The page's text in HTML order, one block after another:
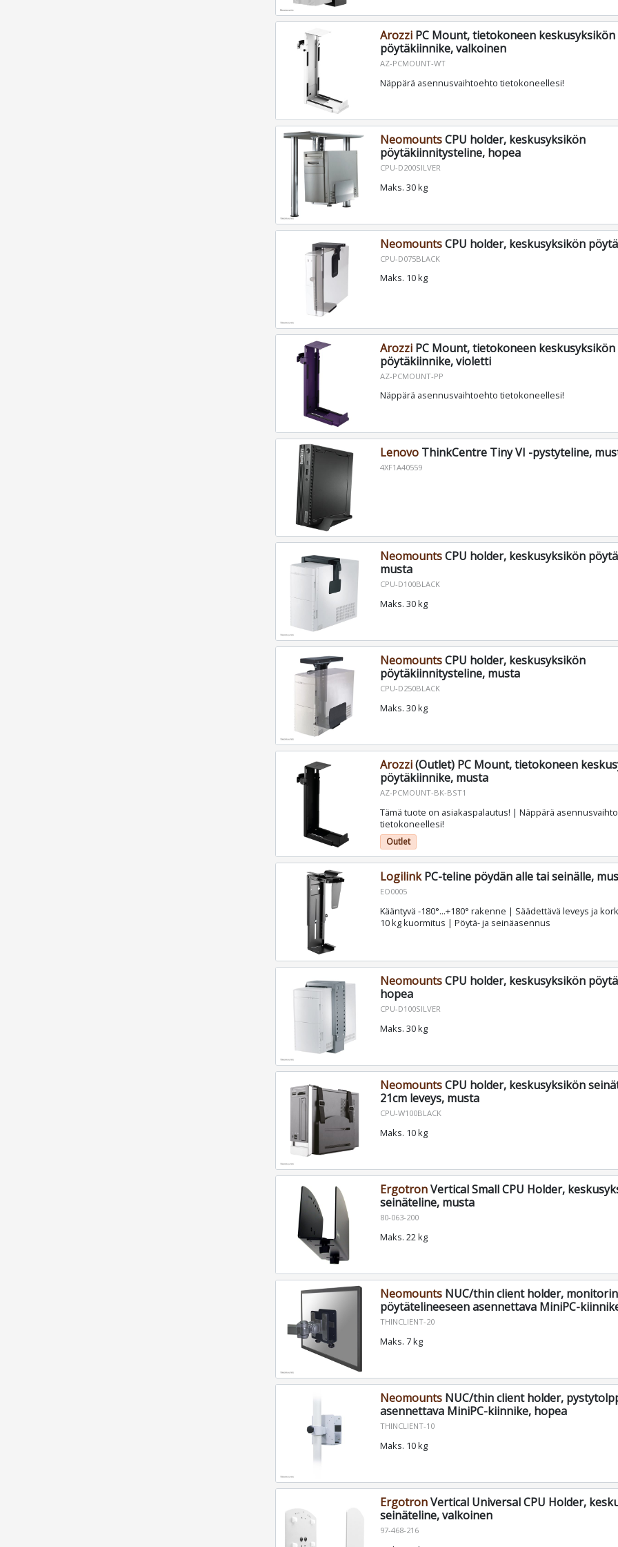
ArozziPC Mount, tietokoneen keskusyksikön
pöytäkiinnike, valkoinen
AZ-PCMOUNT-WT
Näppärä asennusvaihtoehto tietokoneellesi!
NeomountsCPU holder, keskusyksikön
pöytäkiinnitysteline, hopea
CPU-D200SILVER
Maks. 30 kg
NeomountsCPU holder, keskusyksikön
CPU-D075BLACK
Maks. 10 kg
ArozziPC Mount, tietokoneen keskusyksikön
pöytäkiinnike, violetti
AZ-PCMOUNT-PP
Näppärä asennusvaihtoehto tietokoneellesi!
LenovoThinkCentre Tiny VI -pystyteline,
4XF1A40559
NeomountsCPU holder, keskusyksikön
musta
CPU-D100BLACK
Maks. 30 kg
NeomountsCPU holder, keskusyksikön
pöytäkiinnitysteline, musta
CPU-D250BLACK
Maks. 30 kg
Arozzi(Outlet) PC Mount, tietokoneen
pöytäkiinnike, musta
AZ-PCMOUNT-BK-BST1
Tämä tuote on asiakaspalautus! | Näppärä
tietokoneellesi!
Outlet
LogilinkPC-teline pöydän alle tai seinälle,
EO0005
Kääntyvä -180°...+180° rakenne | Säädettävä leveys ja
10 kg kuormitus | Pöytä- ja seinäasennus
NeomountsCPU holder, keskusyksikön
hopea
CPU-D100SILVER
Maks. 30 kg
NeomountsCPU holder, keskusyksikön
21cm leveys, musta
CPU-W100BLACK
Maks. 10 kg
ErgotronVertical Small CPU Holder,
seinäteline, musta
80-063-200
Maks. 22 kg
NeomountsNUC/thin client holder, monitorin
pöytätelineeseen asennettava MiniPC-
THINCLIENT-20
Maks. 7 kg
NeomountsNUC/thin client holder,
asennettava MiniPC-kiinnike, hopea
THINCLIENT-10
Maks. 10 kg
ErgotronVertical Universal CPU Holder,
seinäteline, valkoinen
97-468-216